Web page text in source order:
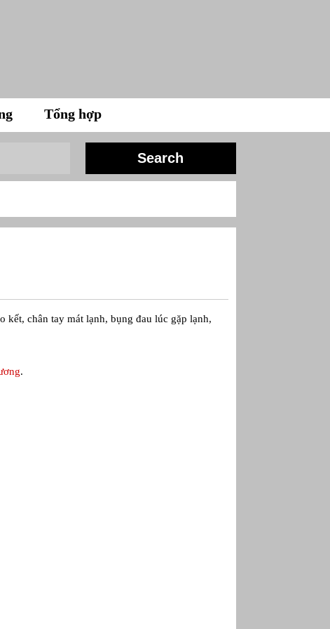
Tổng hợp
kết, chân tay mát lạnh, bụng đau lúc gặp lạnh,
.